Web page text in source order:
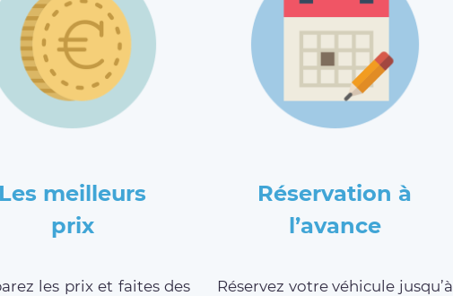
Les meilleurs
prix
les prix et faites des
Réservation à
l’avance
Réservez votre véhicule jusqu’à